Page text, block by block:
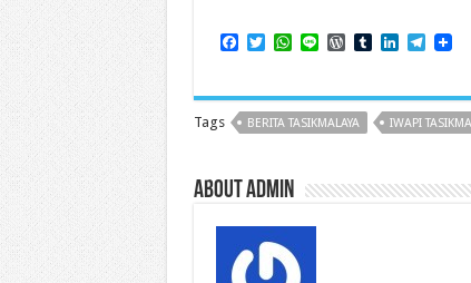
F
e
b
o
T
t
t
e
W
t
s
A
L
e
W
d
P
r
s
T
b
l
r
L
k
e
d
T
e
g
r
Tags BERITA TASIKMALAYA IWAPI
About admin